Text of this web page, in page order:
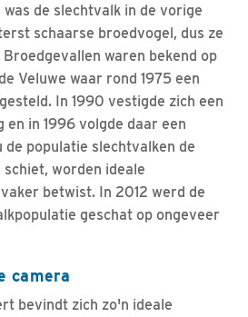
de slechtvalk in de vorige
schaarse broedvogel, dus ze
waren bekend op
Veluwe waar rond 1975 een
In 1990 vestigde zich een
in 1996 volgde daar een
de populatie slechtvalken de
worden ideale
betwist. In 2012 werd de
geschat op ongeveer
camera
bevindt zich zo'n ideale